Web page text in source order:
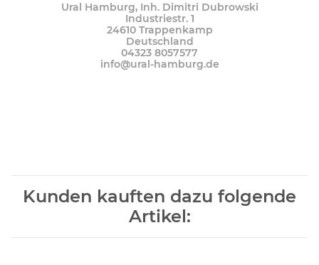
Ural Hamburg, Inh. Dimitri Dubrowski
Industriestr. 1
24610 Trappenkamp
Deutschland
04323 8057577
info@ural-hamburg.de
Kunden kauften dazu folgende
Artikel: